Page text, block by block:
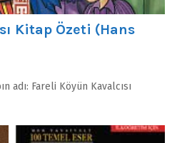
Kitap Özeti (Hans
adı: Fareli Köyün Kavalcısı